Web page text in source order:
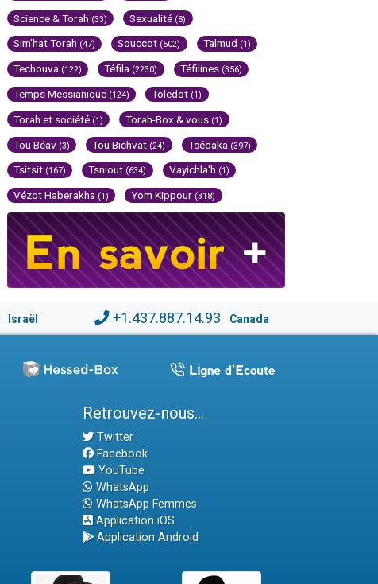
Science & Torah (33) Sexualité (8)
Sim'hat Torah (47) Souccot (502) Talmud (1)
Techouva (122) Téfila (2230) Téfilines (356)
Temps Messianique (124) Toledot (1)
Torah et société (1) Torah-Box & vous (1)
Tou Béav (3) Tou Bichvat (24) Tsédaka (397)
Tsitsit (167) Tsniout (634) Vayichla'h (1)
Vézot Haberakha (1) Yom Kippour (318)
Israël +1.437.887.14.93 Canada
Retrouvez-nous...
Twitter
Facebook
YouTube
WhatsApp
WhatsApp Femmes
Application iOS
Application Android